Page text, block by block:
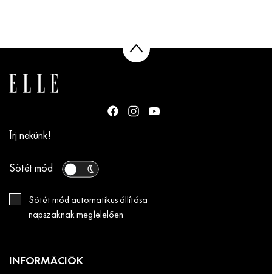
Írj nekünk!
Sötét mód
Sötét mód automatikus állítása
napszaknak megfelelően
INFORMÁCIÓK